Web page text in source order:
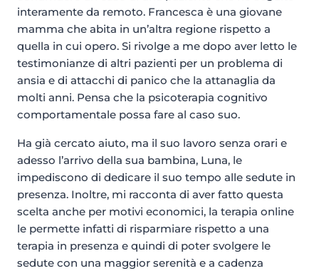
interamente da remoto. Francesca è una giovane
mamma che abita in un’altra regione rispetto a
quella in cui opero. Si rivolge a me dopo aver letto le
testimonianze di altri pazienti per un problema di
ansia e di attacchi di panico che la attanaglia da
molti anni. Pensa che la psicoterapia cognitivo
comportamentale possa fare al caso suo.
Ha già cercato aiuto, ma il suo lavoro senza orari e
adesso l’arrivo della sua bambina, Luna, le
impediscono di dedicare il suo tempo alle sedute in
presenza. Inoltre, mi racconta di aver fatto questa
scelta anche per motivi economici, la terapia online
le permette infatti di risparmiare rispetto a una
terapia in presenza e quindi di poter svolgere le
sedute con una maggior serenità e a cadenza